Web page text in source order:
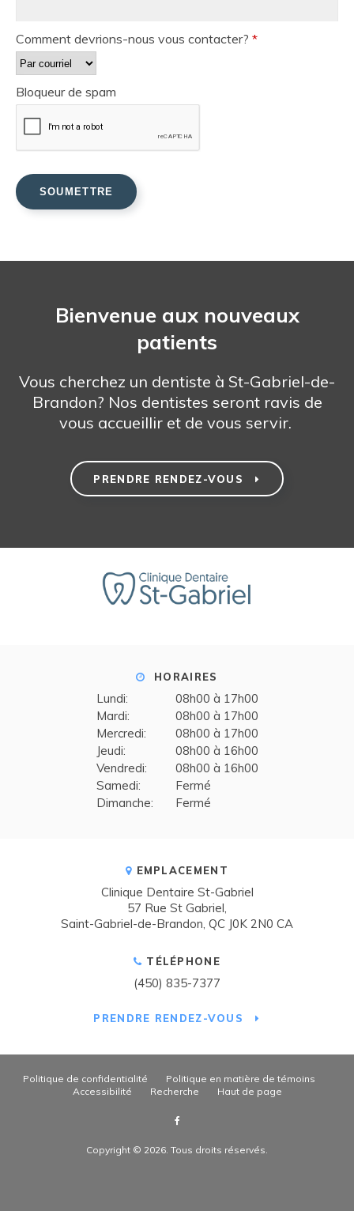
Comment devrions-nous vous contacter? *
Bloqueur de spam
Bienvenue aux nouveaux
patients
Vous cherchez un dentiste à St-Gabriel-de-
Brandon? Nos dentistes seront ravis de
vous accueillir et de vous servir.
PRENDRE RENDEZ-VOUS
HORAIRES
Lundi:
08h00 à 17h00
Mardi:
08h00 à 17h00
Mercredi:
08h00 à 17h00
Jeudi:
08h00 à 16h00
Vendredi:
08h00 à 16h00
Samedi:
Fermé
Dimanche:
Fermé
EMPLACEMENT
Clinique Dentaire St-Gabriel
57 Rue St Gabriel
Saint-Gabriel-de-Brandon QC J0K 2N0 CA
TÉLÉPHONE
(450) 835-7377
PRENDRE RENDEZ-VOUS
Politique de confidentialité
Politique en matière de témoins
Accessibilité
Recherche Haut de page
Copyright © 2026. Tous droits réservés.